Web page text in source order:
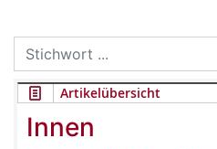
Search
for:
Artikelübersicht
Innen